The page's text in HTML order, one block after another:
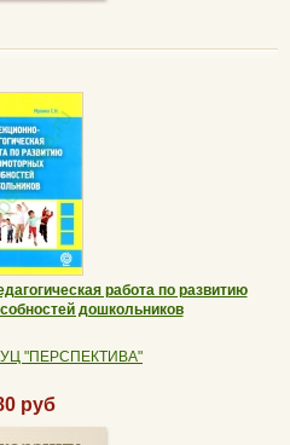
работа по развитию
дошкольников
УЦ "ПЕРСПЕКТИВА"
руб